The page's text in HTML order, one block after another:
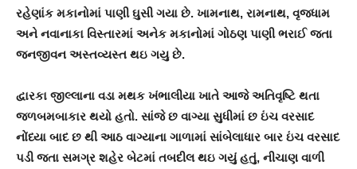
રહેણાંક મકાનોમાં પાણી ઘુસી ગયા છે. ખામનાથ, રામનાથ, વૃજધામ
અને નવાનાકા વિસ્તારમાં અનેક મકાનોમાં ગોઠણ પાણી ભરાઈ જતા
જનજીવન અસ્તવ્યસ્ત થઇ ગયુ છે.
દ્વારકા જીલ્લાના વડા મથક ખંભાલીયા ખાતે આજે અતિવૃષ્ટિ થતા
જળબમબાકાર થયો હતો. સાંજે છ વાગ્યા સુધીમાં છ ઇંચ વરસાદ
નોંધ્યા બાદ છ થી આઠ વાગ્યાના ગાળામાં સાંબેલાધાર બાર ઇંચ વરસાદ
પડી જતા સમગ્ર શહેર બેટમાં તબદીલ થઇ ગયું હતું, નીચાણ વાળી